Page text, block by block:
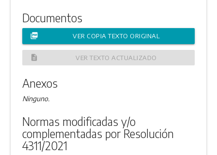
Documentos
picture_as_pdf VER COPIA TEXTO ORIGINAL
description VER TEXTO ACTUALIZADO
Anexos
Ninguno.
Normas modificadas y/o
complementadas por Resolución
4311/2021